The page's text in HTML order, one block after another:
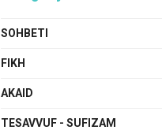
SOHBETI
FIKH
AKAID
TESAVVUF - SUFIZAM